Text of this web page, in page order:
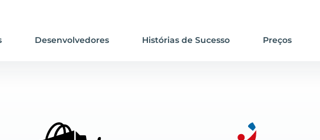
Desenvolvedores Histórias de Sucesso Preços